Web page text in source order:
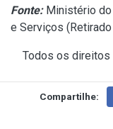
Fonte:Ministério do
e Serviços (
Todos os direitos
Compartilhe: